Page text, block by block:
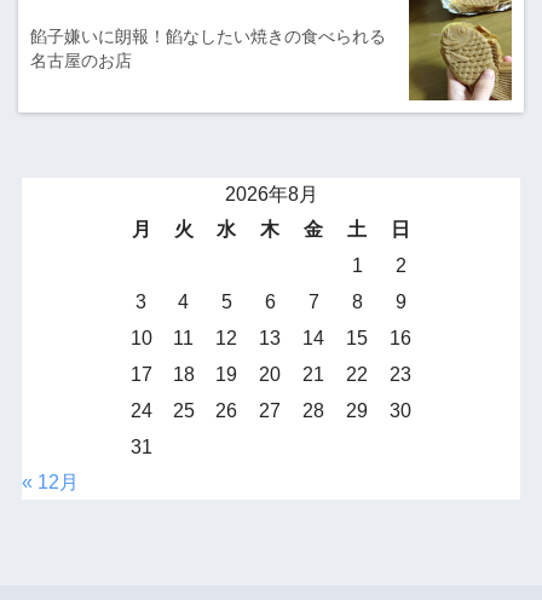
餡子嫌いに朗報！餡なしたい焼きの食べられる
名古屋のお店
2026年8月
月
火 水 木 金 土
日
1
2
3
4 5 6 7 8
9
10
11 12 13 14 15
16
17
18 19 20 21 22
23
24
25 26 27 28 29
30
31
« 12月